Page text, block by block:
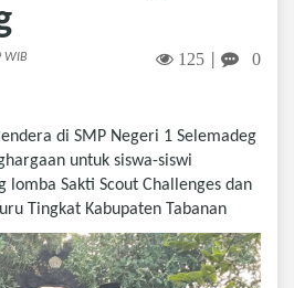
WIB 125 0
di SMP Negeri 1 Selemadeg
untuk siswa-siswi
lomba Sakti Scout Challenges dan
Tingkat Kabupaten Tabanan